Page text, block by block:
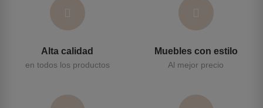
Alta calidad
en todos los productos
Muebles con estilo
Al mejor precio